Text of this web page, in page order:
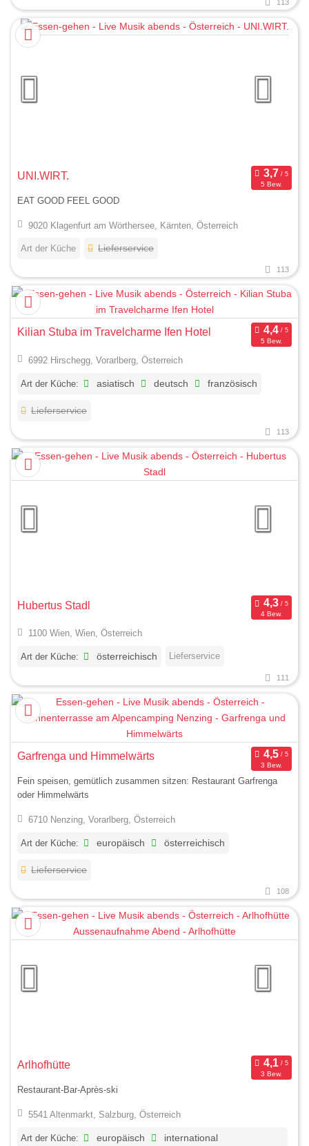
113
UNI.WIRT.
5 Bew.
EAT GOOD FEEL GOOD
9020 Klagenfurt am Wörthersee, Kärnten, Österreich
Art der Küche Lieferservice
113
Kilian Stuba im Travelcharme Ifen Hotel
5 Bew.
6992 Hirschegg, Vorarlberg, Österreich
Art der Küche: asiatisch deutsch französisch
Lieferservice
113
Hubertus Stadl
4 Bew.
1100 Wien, Wien, Österreich
Art der Küche: österreichisch Lieferservice
111
Garfrenga und Himmelwärts
3 Bew.
Fein speisen, gemütlich zusammen sitzen: Restaurant Garfrenga
oder Himmelwärts
6710 Nenzing, Vorarlberg, Österreich
Art der Küche: europäisch österreichisch
Lieferservice
108
Arlhofhütte
3 Bew.
Restaurant-Bar-Après-ski
5541 Altenmarkt, Salzburg, Österreich
Art der Küche: europäisch
international